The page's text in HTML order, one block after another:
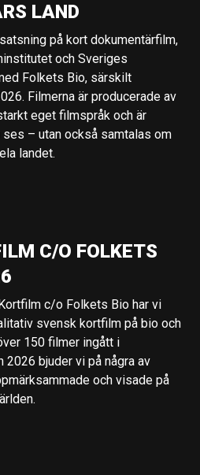
LAND
på kort dokumentärfilm,
och Sveriges
Folkets Bio, särskilt
Filmerna är producerade av
eget filmspråk och är
– utan också samtalas om
landet.
C/O FOLKETS
c/o Folkets Bio har vi
svensk kortfilm på bio och
150 filmer ingått i
2026 bjuder vi på några av
och visade på